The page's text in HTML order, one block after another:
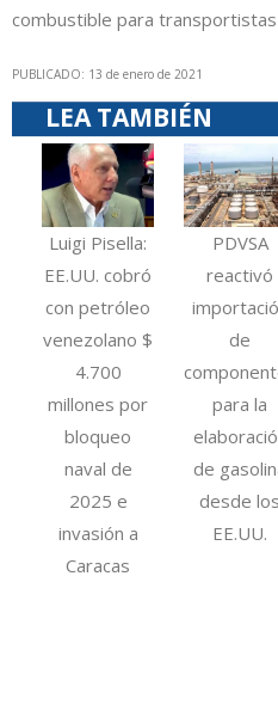
combustible para
PUBLICADO: 13 de enero de 2021
LEA TAMBIÉN
Luigi Pisella:
EE.UU. cobró
con petróleo
venezolano $
4.700
millones por
bloqueo
naval de
2025 e
invasión a
Caracas
PDVSA
reactivó
de
para la
de
desde los
EE.UU.